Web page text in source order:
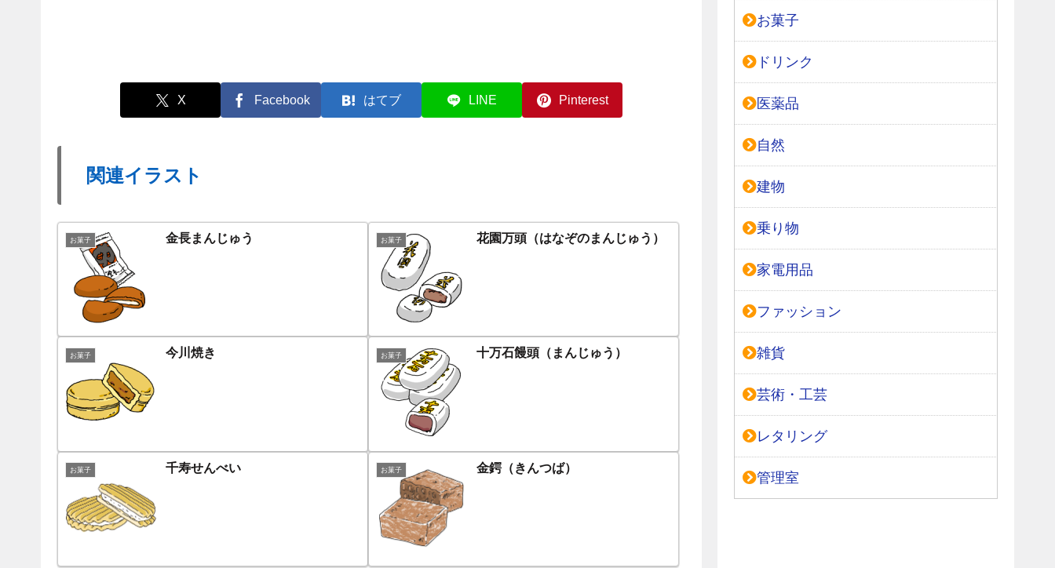
X Facebook はてブ LINE Pinterest
関連イラスト
お菓子 金長まんじゅう お菓子 花園万頭（はなぞのまんじゅう）
お菓子 今川焼き お菓子 十万石饅頭（まんじゅう）
お菓子 千寿せんべい お菓子 金鍔（きんつば）
お菓子
ドリンク
医薬品
自然
建物
乗り物
家電用品
ファッション
雑貨
芸術・工芸
レタリング
管理室